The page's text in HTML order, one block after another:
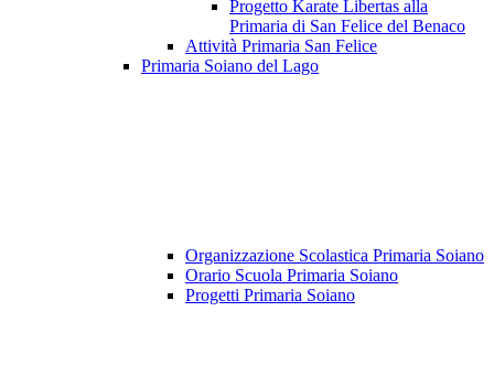
Progetto Karate Libertas alla
Primaria di San Felice del Benaco
Attività Primaria San Felice
Primaria Soiano del Lago
Organizzazione Scolastica Primaria Soiano
Orario Scuola Primaria Soiano
Progetti Primaria Soiano